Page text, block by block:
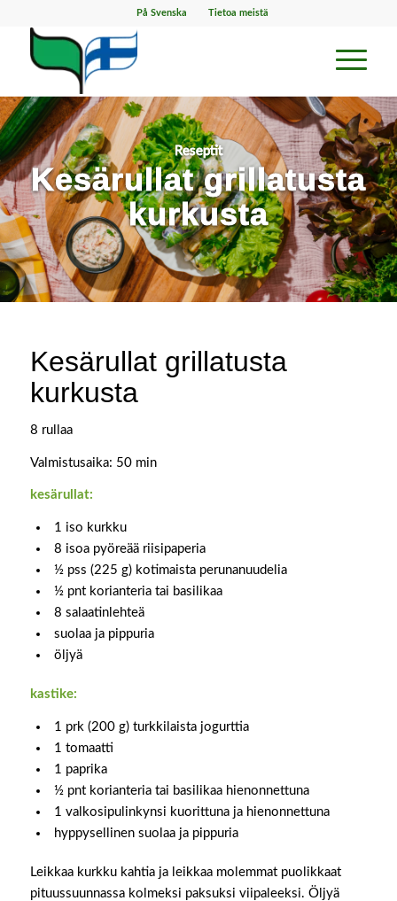
På Svenska Tietoa meistä
Reseptit
Kesärullat grillatusta
kurkusta
Kesärullat grillatusta
kurkusta
8 rullaa
Valmistusaika: 50 min
kesärullat:
1 iso kurkku
8 isoa pyöreää riisipaperia
½ pss (225 g) kotimaista perunanuudelia
½ pnt korianteria tai basilikaa
8 salaatinlehteä
suolaa ja pippuria
öljyä
kastike:
1 prk (200 g) turkkilaista jogurttia
1 tomaatti
1 paprika
½ pnt korianteria tai basilikaa hienonnettuna
1 valkosipulinkynsi kuorittuna ja hienonnettuna
hyppysellinen suolaa ja pippuria
Leikkaa kurkku kahtia ja leikkaa molemmat puolikkaat
pituussuunnassa kolmeksi paksuksi viipaleeksi. Öljyä